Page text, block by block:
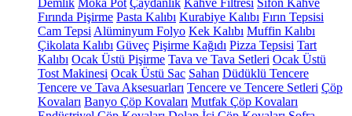
Demlik Moka Pot Çaydanlık Kahve Filtresi Sifon Kahve
Fırında Pişirme Pasta Kalıbı Kurabiye Kalıbı Fırın Tepsisi
Cam Tepsi Alüminyum Folyo Kek Kalıbı Muffin Kalıbı
Çikolata Kalıbı Güveç Pişirme Kağıdı Pizza Tepsisi Tart
Kalıbı Ocak Üstü Pişirme Tava ve Tava Setleri Ocak Üstü
Tost Makinesi Ocak Üstü Sac Sahan Düdüklü Tencere
Tencere ve Tava Aksesuarları Tencere ve Tencere Setleri Çöp
Kovaları Banyo Çöp Kovaları Mutfak Çöp Kovaları